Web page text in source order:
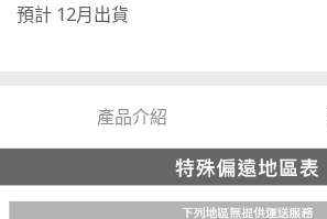
預計 12月出貨
產品介紹